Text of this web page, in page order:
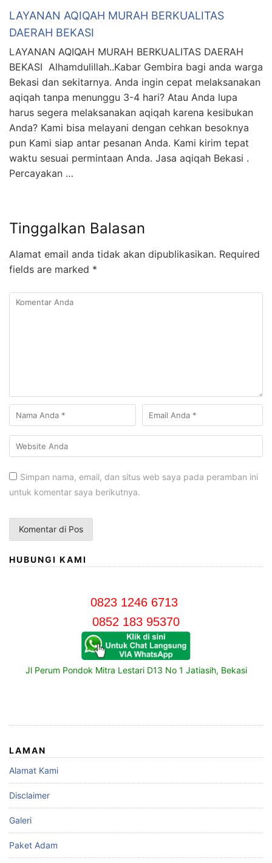
LAYANAN AQIQAH MURAH BERKUALITAS
DAERAH BEKASI
LAYANAN AQIQAH MURAH BERKUALITAS DAERAH
BEKASI Alhamdulillah..Kabar Gembira bagi anda warga
Bekasi dan sekitarnya. Anda ingin cepat melaksanakan
aqiqah tanpa menunggu 3-4 hari? Atau Anda lupa
harus segera melaksanakan aqiqah karena kesibukan
Anda? Kami bisa melayani dengan cehkan besoknya
pun Kami siap antar pesanan Anda. Kami kirim tepat
waktu sesuai permintaan Anda. Jasa aqiqah Bekasi .
Percayakan …
Tinggalkan Balasan
Alamat email anda tidak akan dipublikasikan. Required
fields are marked *
Simpan nama, email, dan situs web saya pada peramban ini
untuk komentar saya berikutnya.
HUBUNGI KAMI
0823 1246 6713
0852 183 95370
Jl Perum Pondok Mitra Lestari D13 No 1 Jatiasih, Bekasi
LAMAN
Alamat Kami
Disclaimer
Galeri
Paket Adam